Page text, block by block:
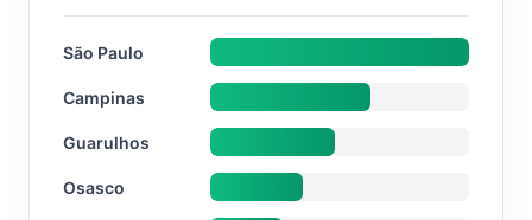
São Paulo
Campinas
Guarulhos
Osasco